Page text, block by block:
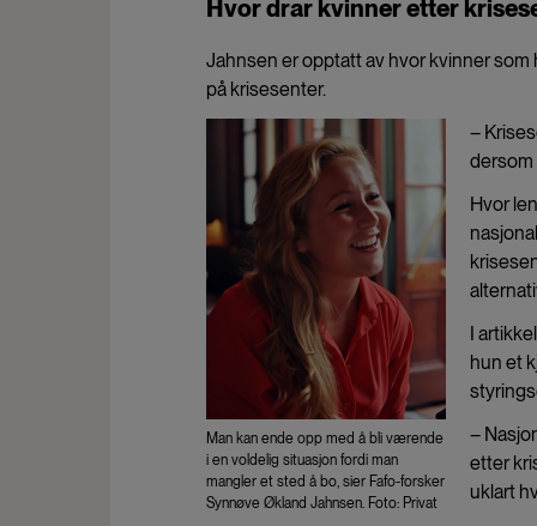
Hvor drar kvinner etter
Jahnsen er opptatt av hvor kvinner som
på krisesenter.
Man kan ende opp med å bli værende
i en voldelig situasjon fordi man
mangler et sted å bo, sier Fafo-forsker
Synnøve Økland Jahnsen. Foto: Privat
–
dersom
Hvor
I
hun et
–
etter
uklart